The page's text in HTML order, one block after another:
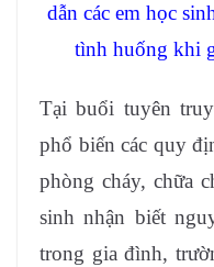
dẫn các em học
tình huống khi
Tại buổi tuyên
phổ biến các quy
phòng cháy, chữa
sinh nhận biết
trong gia đình,